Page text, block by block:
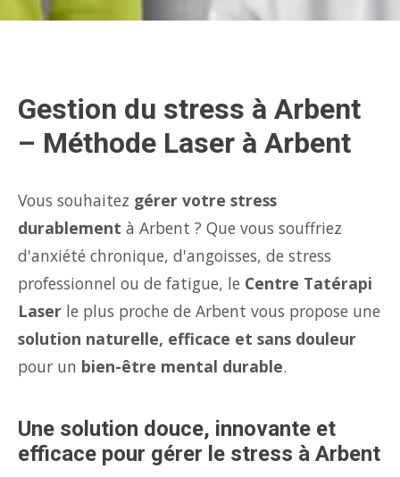
Gestion du stress à Arbent
– Méthode Laser à Arbent
Vous souhaitez gérer votre stress
durablement à Arbent ? Que vous souffriez
d'anxiété chronique, d'angoisses, de stress
professionnel ou de fatigue, le Centre Tatérapi
Laser le plus proche de Arbent vous propose une
solution naturelle, efficace et sans douleur
pour un bien-être mental durable.
Une solution douce, innovante et
efficace pour gérer le stress à Arbent